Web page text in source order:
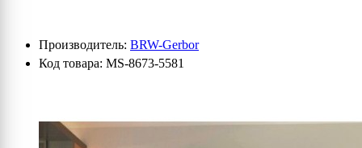
Производитель: BRW-Gerbor
Код товара: MS-8673-5581